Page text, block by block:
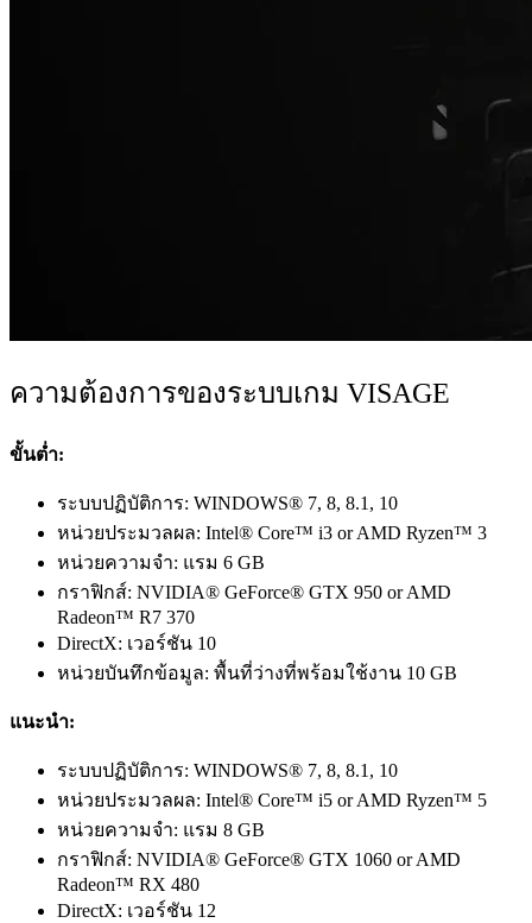
ความต้องการของระบบเกม VISAGE
ขั้นต่ำ:
ระบบปฏิบัติการ: WINDOWS® 7, 8, 8.1, 10
หน่วยประมวลผล: Intel® Core™ i3 or AMD Ryzen™ 3
หน่วยความจำ: แรม 6 GB
กราฟิกส์: NVIDIA® GeForce® GTX 950 or AMD
Radeon™ R7 370
DirectX: เวอร์ชัน 10
หน่วยบันทึกข้อมูล: พื้นที่ว่างที่พร้อมใช้งาน 10 GB
แนะนำ:
ระบบปฏิบัติการ: WINDOWS® 7, 8, 8.1, 10
หน่วยประมวลผล: Intel® Core™ i5 or AMD Ryzen™ 5
หน่วยความจำ: แรม 8 GB
กราฟิกส์: NVIDIA® GeForce® GTX 1060 or AMD
Radeon™ RX 480
DirectX: เวอร์ชัน 12